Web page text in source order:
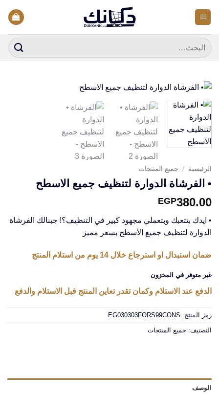
للمحتوى
البحث
عن:
الرئيسية / جميع المنتجات
• الفرشاة الدوارة لتنظيف جميع الاسطح
EGP380.00
• ايدك بتتعبك وبتعملي مجهود كبير في التنظيف؟! جبنالك الفرشاة
الدوارة لتنظيف جميع الأسطح بسعر مميز
ضمان استبدال او استرجاع خلال 14 يوم من استلام المنتج
غير متوفر في المخزون
الدفع عند الاستلام وكمان تقدر تعاين المنتج قبل الاستلام والدفع
رمز المنتج: EG030303FORS99CONS
التصنيف: جميع المنتجات
الوصف